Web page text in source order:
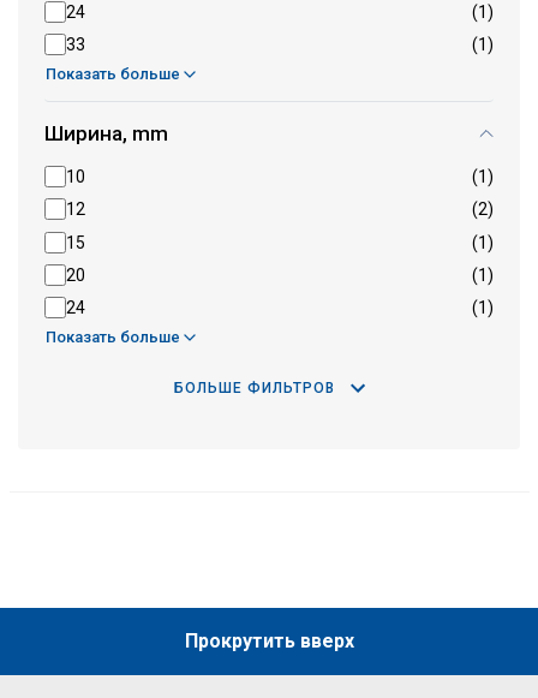
24
(1)
33
(1)
Показать больше
Ширина, mm
10
(1)
12
(2)
15
(1)
20
(1)
24
(1)
Показать больше
БОЛЬШЕ ФИЛЬТРОВ
Прокрутить вверх